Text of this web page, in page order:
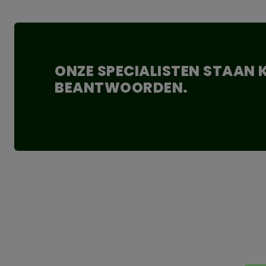
De Forno STATION FSS.1200 is ontworpen voor iedereen
dat stevig, duurzaam en prachtig afgewerkt is, waardoor
serveren ervan. Het cortenstaal zorgt niet alleen voor
Onder het werkblad heb je voldoende ruimte om alles
bent. Dankzij de handige haakjes aan de zijkant kun je
Met deze ruime workstation wordt het nog leuker en
ONZE SPECIALISTEN STAAN
BEANTWOORDEN.